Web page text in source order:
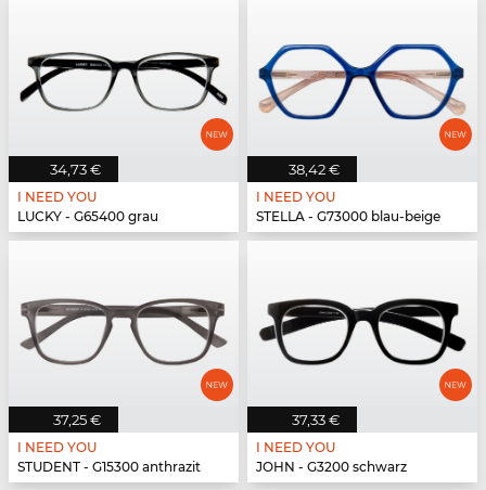
34,73 €
I NEED YOU
LUCKY - G65400 grau
38,42 €
I NEED YOU
STELLA - G73000 blau-beige
37,25 €
I NEED YOU
STUDENT - G15300 anthrazit
37,33 €
I NEED YOU
JOHN - G3200 schwarz